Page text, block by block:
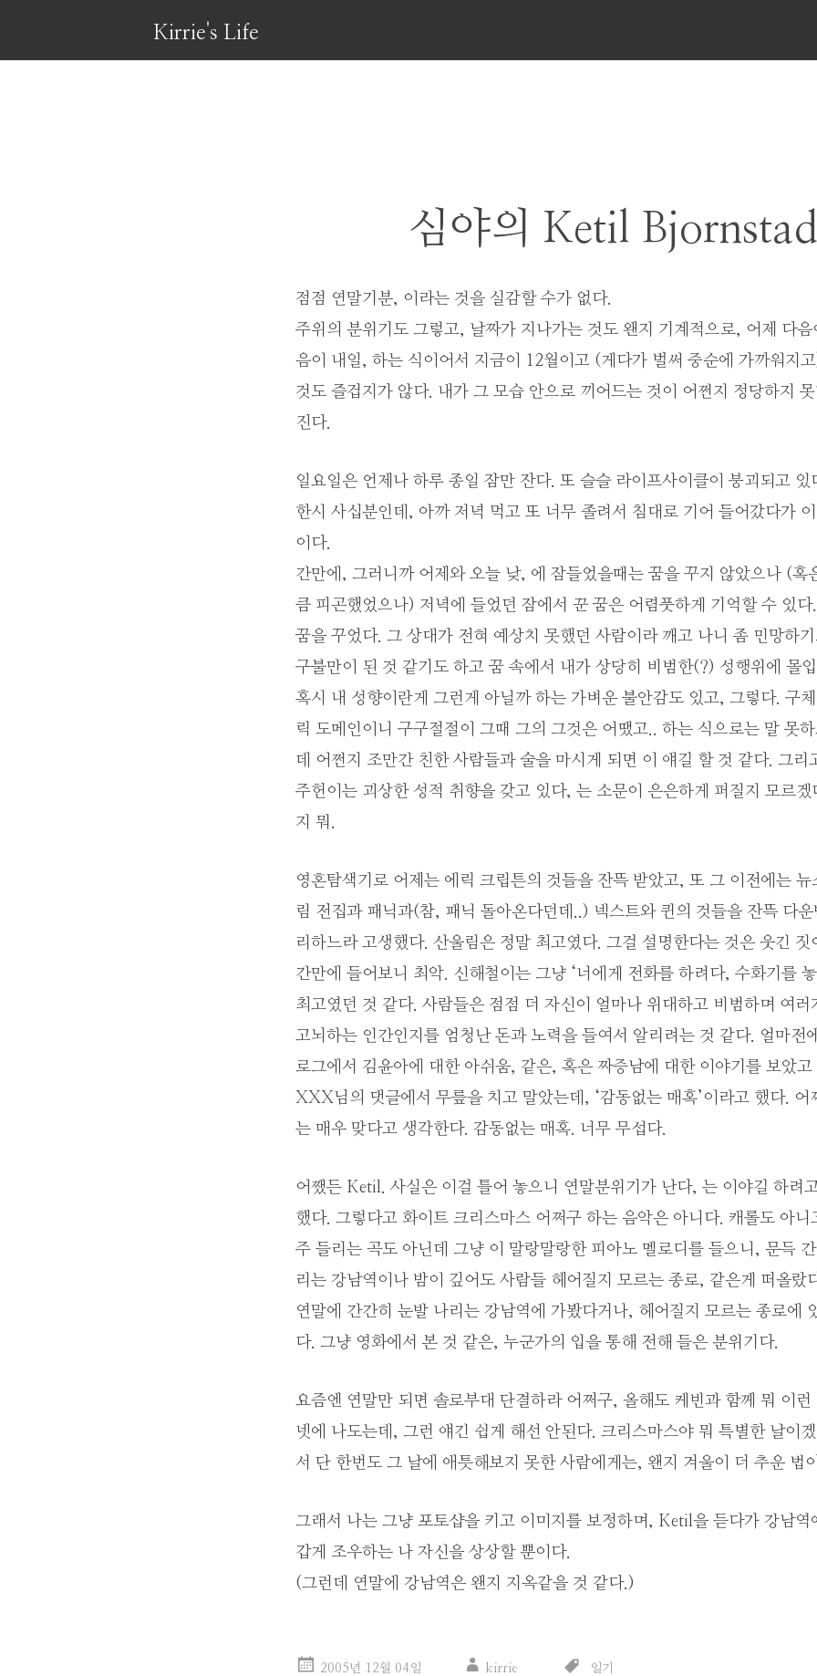
Kirrie's Life
심야의 Ketil Bjornstad
점점 연말기분, 이라는 것을 실감할 수가 없다.
주위의 분위기도 그렇고, 날짜가 지나가는 것도 왠지 기계적으로, 어제 다음
음이 내일, 하는 식이어서 지금이 12월이고 (게다가 벌써 중순에 가까워지
것도 즐겁지가 않다. 내가 그 모습 안으로 끼어드는 것이 어쩐지 정당하지
진다.
일요일은 언제나 하루 종일 잠만 잔다. 또 슬슬 라이프사이클이 붕괴되고 있
한시 사십분인데, 아까 저녁 먹고 또 너무 졸려서 침대로 기어 들어갔다가
이다.
간만에, 그러니까 어제와 오늘 낮, 에 잠들었을때는 꿈을 꾸지 않았으나 (혹
큼 피곤했었으나) 저녁에 들었던 잠에서 꾼 꿈은 어렴풋하게 기억할 수 있
꿈을 꾸었다. 그 상대가 전혀 예상치 못했던 사람이라 깨고 나니 좀 민망하
구불만이 된 것 같기도 하고 꿈 속에서 내가 상당히 비범한(?) 성행위에 몰
혹시 내 성향이란게 그런게 아닐까 하는 가벼운 불안감도 있고, 그렇다. 구
릭 도메인이니 구구절절이 그때 그의 그것은 어땠고.. 하는 식으로는 말 못
데 어쩐지 조만간 친한 사람들과 술을 마시게 되면 이 얘길 할 것 같다. 그리
주헌이는 괴상한 성적 취향을 갖고 있다, 는 소문이 은은하게 퍼질지 모르겠
지 뭐.
영혼탐색기로 어제는 에릭 크립튼의 것들을 잔뜩 받았고, 또 그 이전에는 뉴
림 전집과 패닉과(참, 패닉 돌아온다던데..) 넥스트와 퀸의 것들을 잔뜩 다운
리하느라 고생했다. 산울림은 정말 최고였다. 그걸 설명한다는 것은 웃긴
간만에 들어보니 최악. 신해철이는 그냥 ‘너에게 전화를 하려다, 수화기를 놓
최고였던 것 같다. 사람들은 점점 더 자신이 얼마나 위대하고 비범하며 여러
고뇌하는 인간인지를 엄청난 돈과 노력을 들여서 알리려는 것 같다. 얼마전
로그에서 김윤아에 대한 아쉬움, 같은, 혹은 짜증남에 대한 이야기를 보았
XXX님의 댓글에서 무릎을 치고 말았는데, ‘감동없는 매혹’이라고 했다. 어
는 매우 맞다고 생각한다. 감동없는 매혹. 너무 무섭다.
어쨌든 Ketil. 사실은 이걸 틀어 놓으니 연말분위기가 난다, 는 이야길 하려
했다. 그렇다고 화이트 크리스마스 어쩌구 하는 음악은 아니다. 캐롤도 아니
주 들리는 곡도 아닌데 그냥 이 말랑말랑한 피아노 멜로디를 들으니, 문득
리는 강남역이나 밤이 깊어도 사람들 헤어질지 모르는 종로, 같은게 떠올랐
연말에 간간히 눈발 나리는 강남역에 가봤다거나, 헤어질지 모르는 종로에
다. 그냥 영화에서 본 것 같은, 누군가의 입을 통해 전해 들은 분위기다.
요즘엔 연말만 되면 솔로부대 단결하라 어쩌구, 올해도 케빈과 함께 뭐 이런
넷에 나도는데, 그런 얘긴 쉽게 해선 안된다. 크리스마스야 뭐 특별한 날이
서 단 한번도 그 날에 애틋해보지 못한 사람에게는, 왠지 겨울이 더 추운 법
그래서 나는 그냥 포토샵을 키고 이미지를 보정하며, Ketil을 듣다가 강남역
갑게 조우하는 나 자신을 상상할 뿐이다.
(그런데 연말에 강남역은 왠지 지옥같을 것 같다.)
2005년 12월 04일 kirrie 일기